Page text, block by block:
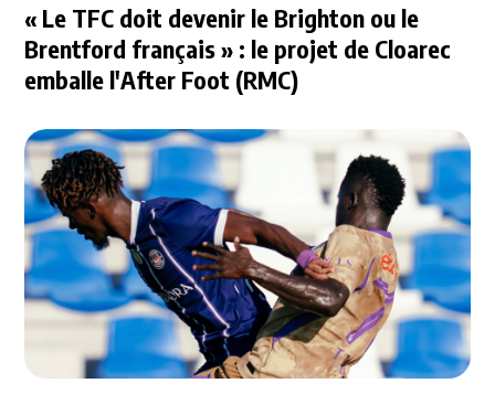
« Le TFC doit devenir le Brighton ou le
Brentford français » : le projet de Cloarec
emballe l'After Foot (RMC)